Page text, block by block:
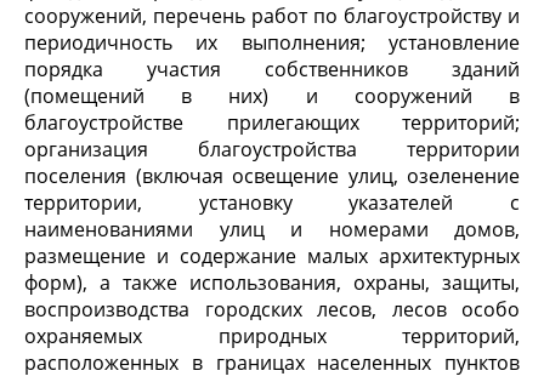
сооружений, перечень работ по благоустройству и
периодичность их выполнения; установление
порядка участия собственников зданий
(помещений в них) и сооружений в
благоустройстве прилегающих территорий;
организация благоустройства территории
поселения (включая освещение улиц, озеленение
территории, установку указателей с
наименованиями улиц и номерами домов,
размещение и содержание малых архитектурных
форм), а также использования, охраны, защиты,
воспроизводства городских лесов, лесов особо
охраняемых природных территорий,
расположенных в границах населенных пунктов